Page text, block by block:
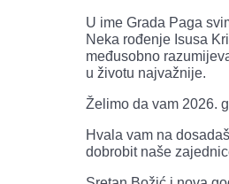
U ime Grada Paga
Neka rođenje Isusa
međusobno
u životu najvažnije.
Želimo da vam 2026.
Hvala vam na
dobrobit naše